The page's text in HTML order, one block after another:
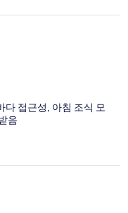
다 접근성, 아침 조식 모
음